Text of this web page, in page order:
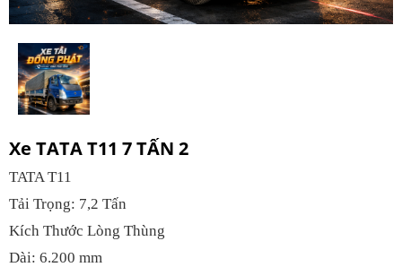
Xe TATA T11 7 TẤN 2
TATA T11
Tải Trọng: 7,2 Tấn
Kích Thước Lòng Thùng
Dài: 6.200 mm